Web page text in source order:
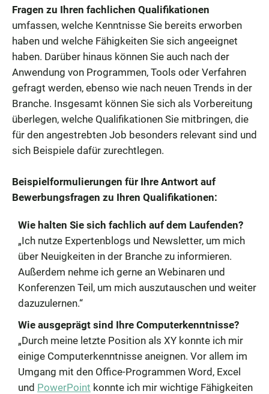
Fragen zu Ihren fachlichen Qualifikationen
umfassen, welche Kenntnisse Sie bereits erworben
haben und welche Fähigkeiten Sie sich angeeignet
haben. Darüber hinaus können Sie auch nach der
Anwendung von Programmen, Tools oder Verfahren
gefragt werden, ebenso wie nach neuen Trends in der
Branche. Insgesamt können Sie sich als Vorbereitung
überlegen, welche Qualifikationen Sie mitbringen, die
für den angestrebten Job besonders relevant sind und
sich Beispiele dafür zurechtlegen.
Beispielformulierungen für Ihre Antwort auf
Bewerbungsfragen zu Ihren Qualifikationen:
Wie halten Sie sich fachlich auf dem Laufenden?
„Ich nutze Expertenblogs und Newsletter, um mich
über Neuigkeiten in der Branche zu informieren.
Außerdem nehme ich gerne an Webinaren und
Konferenzen Teil, um mich auszutauschen und weiter
dazuzulernen.“
Wie ausgeprägt sind Ihre Computerkenntnisse?
„Durch meine letzte Position als XY konnte ich mir
einige Computerkenntnisse aneignen. Vor allem im
Umgang mit den Office-Programmen Word, Excel
und PowerPoint konnte ich mir wichtige Fähigkeiten